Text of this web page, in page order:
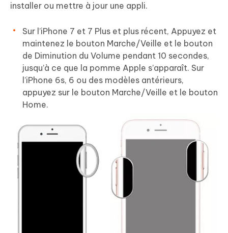
installer ou mettre à jour une appli.
Sur l’iPhone 7 et 7 Plus et plus récent, Appuyez et
maintenez le bouton Marche/Veille et le bouton
de Diminution du Volume pendant 10 secondes,
jusqu’à ce que la pomme Apple s’apparaît. Sur
l’iPhone 6s, 6 ou des modèles antérieurs,
appuyez sur le bouton Marche/Veille et le bouton
Home.